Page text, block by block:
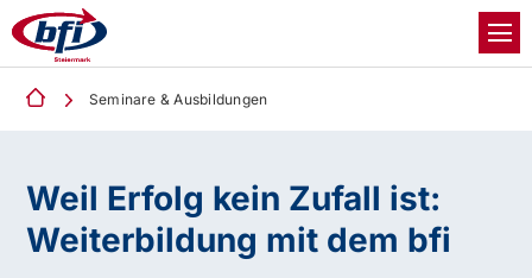
Seminare & Ausbildungen
Weil Erfolg kein Zufall ist:
Weiterbildung mit dem bfi